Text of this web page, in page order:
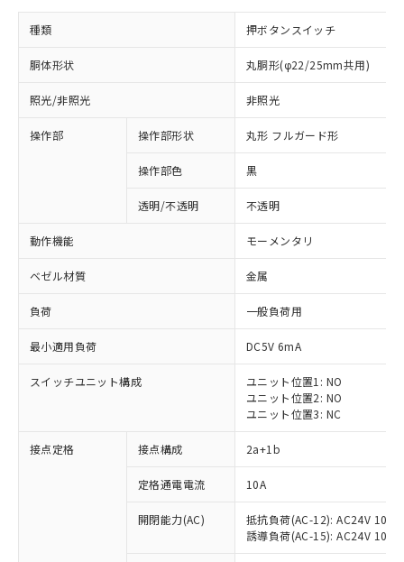
種類 押ボタンスイッチ
胴体形状 丸胴形(φ22/25mm共用)
照光/非照光 非照光
操作部 操作部形状 丸形 フルガード形
操作部色 黒
透明/不透明 不透明
動作機能 モーメンタリ
ベゼル材質 金属
負荷 一般負荷用
最小適用負荷 DC5V 6mA
スイッチユニット構成
ユニット位置1: NO
ユニット位置2: NO
ユニット位置3: NC
接点定格 接点構成 2a+1b
定格通電電流 10A
開閉能力(AC)
抵抗負荷(AC-12): AC24V 10A/
誘導負荷(AC-15): AC24V
※1 対応状況
対応済み：EU RoHS指令（10物質）の
非含有に対応した製品が提供可能な商品で
対応予定：EU RoHS指令（10物質）の非含